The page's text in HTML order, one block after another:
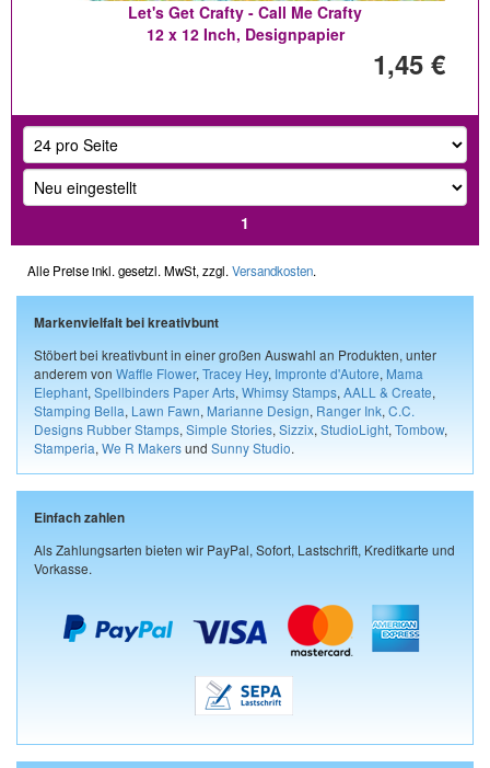
Let's Get Crafty - Call Me Crafty
12 x 12 Inch, Designpapier
1,45 €
1
Alle Preise inkl. gesetzl. MwSt, zzgl. Versandkosten.
Markenvielfalt bei kreativbunt
Stöbert bei kreativbunt in einer großen Auswahl an Produkten, unter
anderem von Waffle Flower, Tracey Hey, Impronte d'Autore, Mama
Elephant, Spellbinders Paper Arts, Whimsy Stamps, AALL & Create,
Stamping Bella, Lawn Fawn, Marianne Design, Ranger Ink, C.C.
Designs Rubber Stamps, Simple Stories, Sizzix, StudioLight, Tombow,
Stamperia, We R Makersund Sunny Studio.
Einfach zahlen
Als Zahlungsarten bieten wir PayPal, Sofort, Lastschrift, Kreditkarte und
Vorkasse.